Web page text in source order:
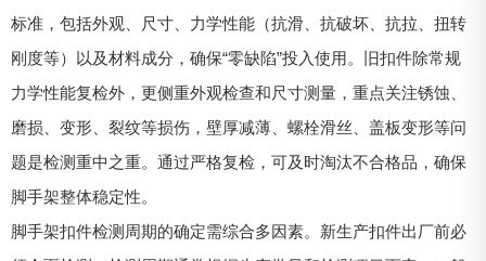
标准，包括外观、尺寸、力学性能（抗滑、抗破坏、抗拉、扭转
刚度等）以及材料成分，确保“零缺陷”投入使用。旧扣件除常规
力学性能复检外，更侧重外观检查和尺寸测量，重点关注锈蚀、
磨损、变形、裂纹等损伤，壁厚减薄、螺栓滑丝、盖板变形等问
题是检测重中之重。通过严格复检，可及时淘汰不合格品，确保
脚手架整体稳定性。
脚手架扣件检测周期的确定需综合多因素。新生产扣件出厂前必